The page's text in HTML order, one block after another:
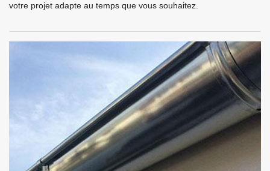
votre projet adapte au temps que vous souhaitez.